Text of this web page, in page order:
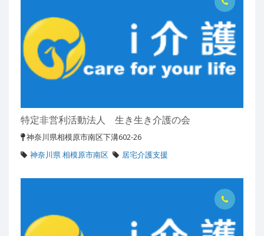
特定非営利活動法人 生き生き介護の会
神奈川県相模原市南区下溝602-26
神奈川県 相模原市南区
居宅介護支援